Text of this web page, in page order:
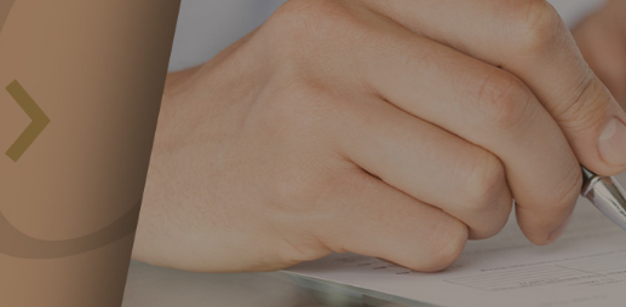
공중밀집장소추행ㅣ목
격자도,...
사건 3줄 요약1. 사건 내용: 지하철
하차 중 앞서 내리던 피해자의 엉덩이를
만졌다는 억울한 혐의로 입건되어 경찰
수사를 받게 됨.2. 핵심 쟁점: CCTV
등 직접적인 물증이 없는 상황에서 오직
의뢰인을 범인으로...
자세히 보기
불법촬영ㅣ상
적발 ...
사건 3줄 요약1. 사건 내용:
재직 중인 의뢰인이 대형마
치마를 입은 피해자들을 수
촬영하다 현장에서 적발되
핵심 쟁점: 공기업/공공기
성범죄 벌금형 이상 확정 시